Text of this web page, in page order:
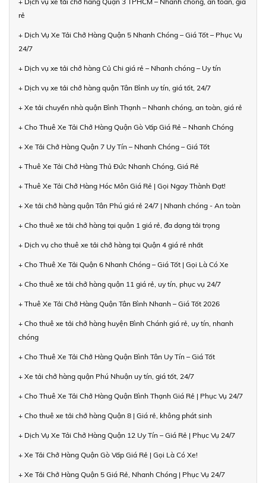
rẻ
+ Dịch Vụ Xe Tải Chở Hàng Quận 5 Nhanh Chóng – Giá Tốt – Phục Vụ
24/7
+ Dịch vụ xe tải chở hàng Củ Chi giá rẻ – Nhanh chóng – Uy tín
+ Dịch vụ xe tải chở hàng quận Tân Bình uy tín, giá tốt, 24/7
+ Xe tải chuyển nhà quận Bình Thạnh – Nhanh chóng, an toàn, giá rẻ
+ Cho Thuê Xe Tải Chở Hàng Quận Gò Vấp Giá Rẻ – Nhanh Chóng
+ Xe Tải Chở Hàng Quận 7 Uy Tín – Nhanh Chóng – Giá Tốt
+ Thuê Xe Tải Chở Hàng Thủ Đức Nhanh Chóng, Giá Rẻ
+ Thuê Xe Tải Chở Hàng Hóc Môn Giá Rẻ | Gọi Ngay Thành Đạt!
+ Xe tải chở hàng quận Tân Phú giá rẻ 24/7 | Nhanh chóng - An toàn
+ Cho thuê xe tải chở hàng tại quận 1 giá rẻ, đa dạng tải trọng
+ Dịch vụ cho thuê xe tải chở hàng tại Quận 4 giá rẻ nhất
+ Cho Thuê Xe Tải Quận 6 Nhanh Chóng – Giá Tốt | Gọi Là Có Xe
+ Cho thuê xe tải chở hàng quận 11 giá rẻ, uy tín, phục vụ 24/7
+ Thuê Xe Tải Chở Hàng Quận Tân Bình Nhanh – Giá Tốt 2026
+ Cho thuê xe tải chở hàng huyện Bình Chánh giá rẻ, uy tín, nhanh
chóng
+ Cho Thuê Xe Tải Chở Hàng Quận Bình Tân Uy Tín – Giá Tốt
+ Xe tải chở hàng quận Phú Nhuận uy tín, giá tốt, 24/7
+ Cho Thuê Xe Tải Chở Hàng Quận Bình Thạnh Giá Rẻ | Phục Vụ 24/7
+ Cho thuê xe tải chở hàng Quận 8 | Giá rẻ, không phát sinh
+ Dịch Vụ Xe Tải Chở Hàng Quận 12 Uy Tín – Giá Rẻ | Phục Vụ 24/7
+ Xe Tải Chở Hàng Quận Gò Vấp Giá Rẻ | Gọi Là Có Xe!
+ Xe Tải Chở Hàng Quận 5 Giá Rẻ, Nhanh Chóng | Phục Vụ 24/7